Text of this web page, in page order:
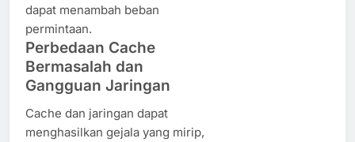
dapat menambah beban
permintaan.
Perbedaan Cache
Bermasalah dan
Gangguan Jaringan
Cache dan jaringan dapat
menghasilkan gejala yang mirip,